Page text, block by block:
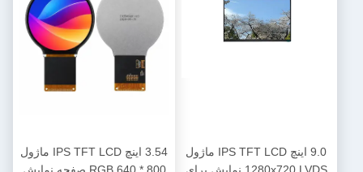
9.0 اینچ IPS TFT LCD ماژول
3.54 اینچ IPS TFT LCD ماژول